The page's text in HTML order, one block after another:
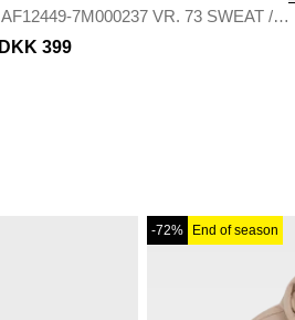
AF12449-7M000237 VR. 73 SWEAT /
DKK 399
-72% End of season